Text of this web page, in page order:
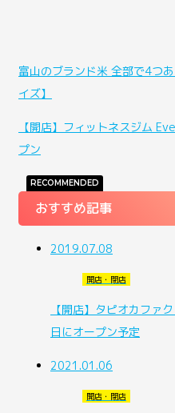
富山のブランド米 全部で4つ
イズ】
【開店】フィットネスジム
プン
RECOMMENDED
おすすめ記事
2019.07.08
開店・閉店
【開店】タピオカファ
日にオープン予定
2021.01.06
開店・閉店